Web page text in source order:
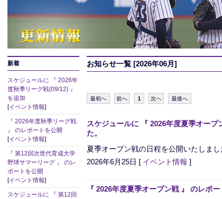
新着
スケジュールに 『 2026年
度秋季リーグ戦(09/12) 』
を追加
[イベント情報]
『 2026年度秋季リーグ戦
』 のレポートを公開
[イベント情報]
『 第12回次世代育成大学
野球サマーリーグ 』 のレ
ポートを公開
[イベント情報]
スケジュールに 『 第12回
お知らせ一覧 [2026年06月]
最初へ 前へ 1 次へ 最後へ
スケジュールに 『 2026年度夏季オー
た。
夏季オープン戦の日程を公開いたしま
2026年6月25日 [ イベント情報 ]
『 2026年度夏季オープン戦 』 のレポ